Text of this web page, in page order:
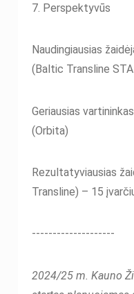
7. Perspektyvūs
Naudingiausias
(Baltic Transline
Geriausias
(Orbita)
Rezultatyviausias
Transline) – 15
--------------------
2024/25 m. Kauno